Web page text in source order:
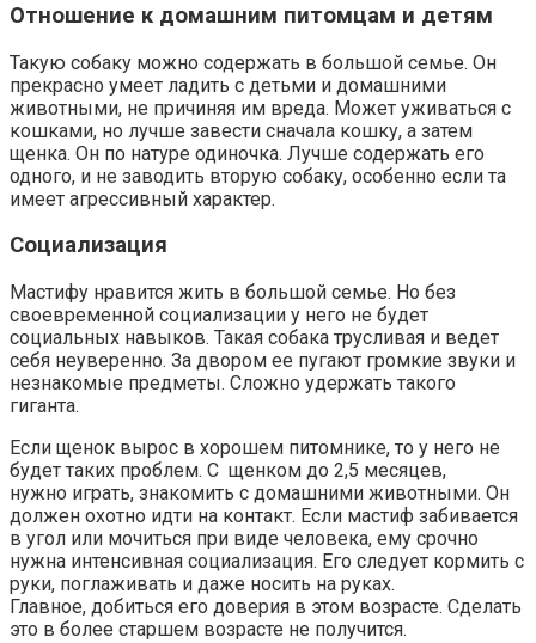
Отношение к домашним питомцам и детям
Такую собаку можно содержать в большой семье. Он
прекрасно умеет ладить с детьми и домашними
животными, не причиняя им вреда. Может уживаться с
кошками, но лучше завести сначала кошку, а затем
щенка. Он по натуре одиночка. Лучше содержать его
одного, и не заводить вторую собаку, особенно если та
имеет агрессивный характер.
Социализация
Мастифу нравится жить в большой семье. Но без
своевременной социализации у него не будет
социальных навыков. Такая собака трусливая и ведет
себя неуверенно. За двором ее пугают громкие звуки и
незнакомые предметы. Сложно удержать такого
гиганта.
Если щенок вырос в хорошем питомнике, то у него не
будет таких проблем. С щенком до 2,5 месяцев,
нужно играть, знакомить с домашними животными. Он
должен охотно идти на контакт. Если мастиф забивается
в угол или мочиться при виде человека, ему срочно
нужна интенсивная социализация. Его следует кормить с
руки, поглаживать и даже носить на руках.
Главное, добиться его доверия в этом возрасте. Сделать
это в более старшем возрасте не получится.